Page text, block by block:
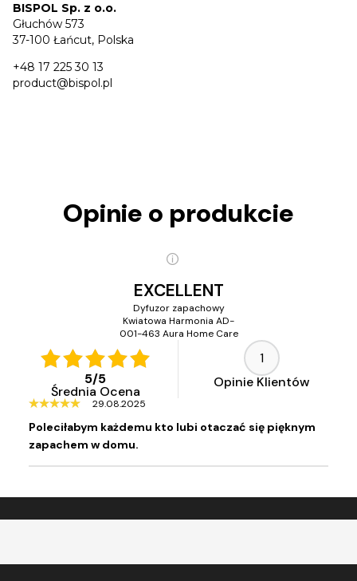
BISPOL Sp. z o.o.
Głuchów 573
37-100 Łańcut, Polska
+48 17 225 30 13
product@bispol.pl
Opinie o produkcie
EXCELLENT
Dyfuzor zapachowy
Kwiatowa Harmonia AD-
001-463 Aura Home Care
5/5
Średnia Ocena
1
Opinie Klientów
29.08.2025
Poleciłabym każdemu kto lubi otaczać się pięknym
zapachem w domu.